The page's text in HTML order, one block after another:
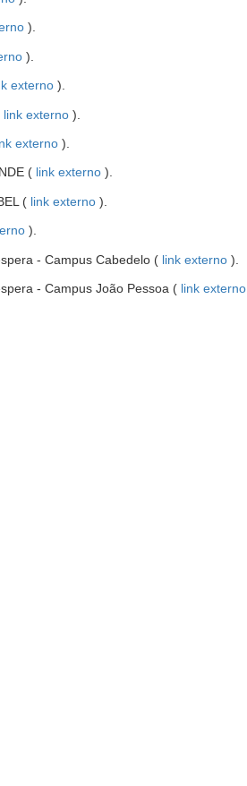
em
janela
-
em
janela
).
-
em
janela
).
externo -
em
janela
).
link externo -
janela
).
externo -
em
janela
).
( link externo -
em
).
( link externo -
janela
).
-
em
janela
).
- Campus Cabedelo ( link externo -
em
).
- Campus João Pessoa ( link externo